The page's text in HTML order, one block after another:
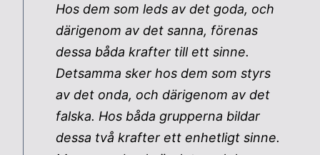
Hos dem som leds av det goda, och
därigenom av det sanna, förenas
dessa båda krafter till ett sinne.
Detsamma sker hos dem som styrs
av det onda, och därigenom av det
falska. Hos båda grupperna bildar
dessa två krafter ett enhetligt sinne.